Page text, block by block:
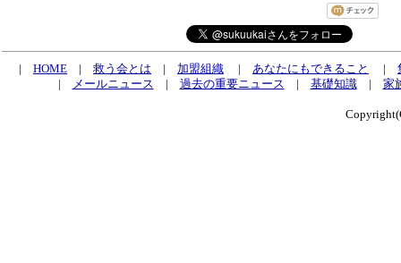
| HOME | 救う会とは | 加盟組織 | あなたにもできること |
|
メールニュース | 過去の重要ニュース | 基礎知識| 家